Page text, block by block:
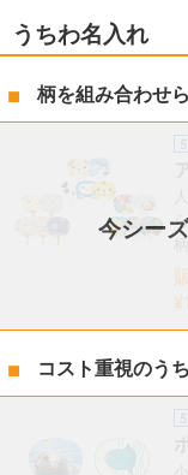
うちわ名入れ
柄を組み合わせ
今シー
コスト重視のう